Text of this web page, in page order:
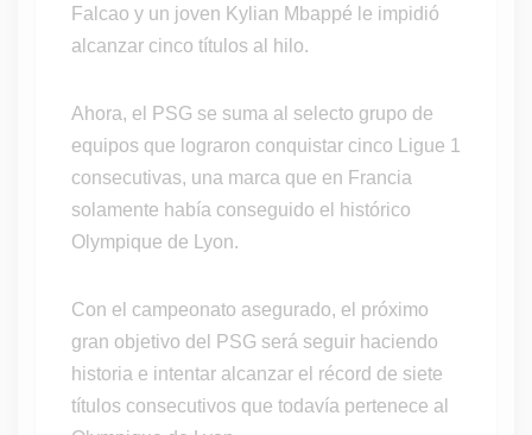
Falcao y un joven Kylian Mbappé le impidió
alcanzar cinco títulos al hilo.
Ahora, el PSG se suma al selecto grupo de
equipos que lograron conquistar cinco Ligue 1
consecutivas, una marca que en Francia
solamente había conseguido el histórico
Olympique de Lyon.
Con el campeonato asegurado, el próximo
gran objetivo del PSG será seguir haciendo
historia e intentar alcanzar el récord de siete
títulos consecutivos que todavía pertenece al